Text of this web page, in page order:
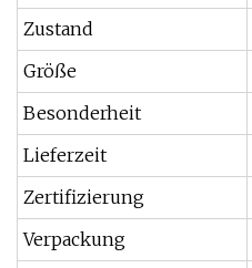
Zustand
Größe
Besonderheit
Lieferzeit
Zertifizierung
Verpackung